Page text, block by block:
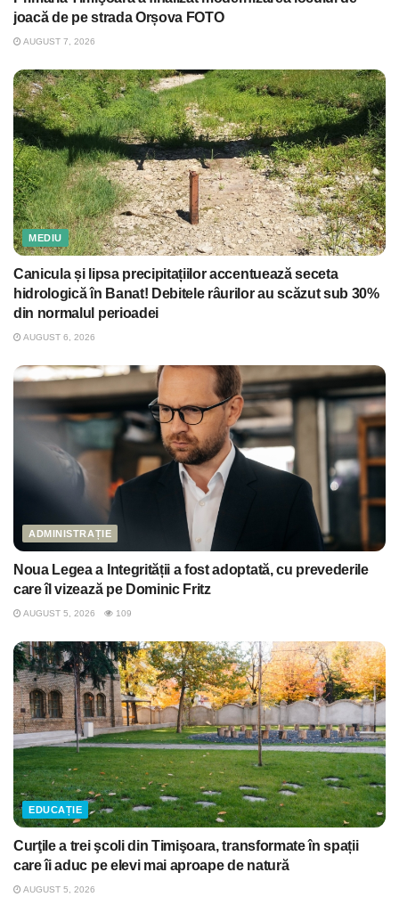
joacă de pe strada Orșova FOTO
AUGUST 7, 2026
MEDIU
Canicula și lipsa precipitațiilor accentuează seceta
hidrologică în Banat! Debitele râurilor au scăzut sub 30%
din normalul perioadei
AUGUST 6, 2026
ADMINISTRAȚIE
Noua Legea a Integrității a fost adoptată, cu prevederile
care îl vizează pe Dominic Fritz
AUGUST 5, 2026 109
EDUCAȚIE
Curţile a trei şcoli din Timişoara, transformate în spații
care îi aduc pe elevi mai aproape de natură
AUGUST 5, 2026